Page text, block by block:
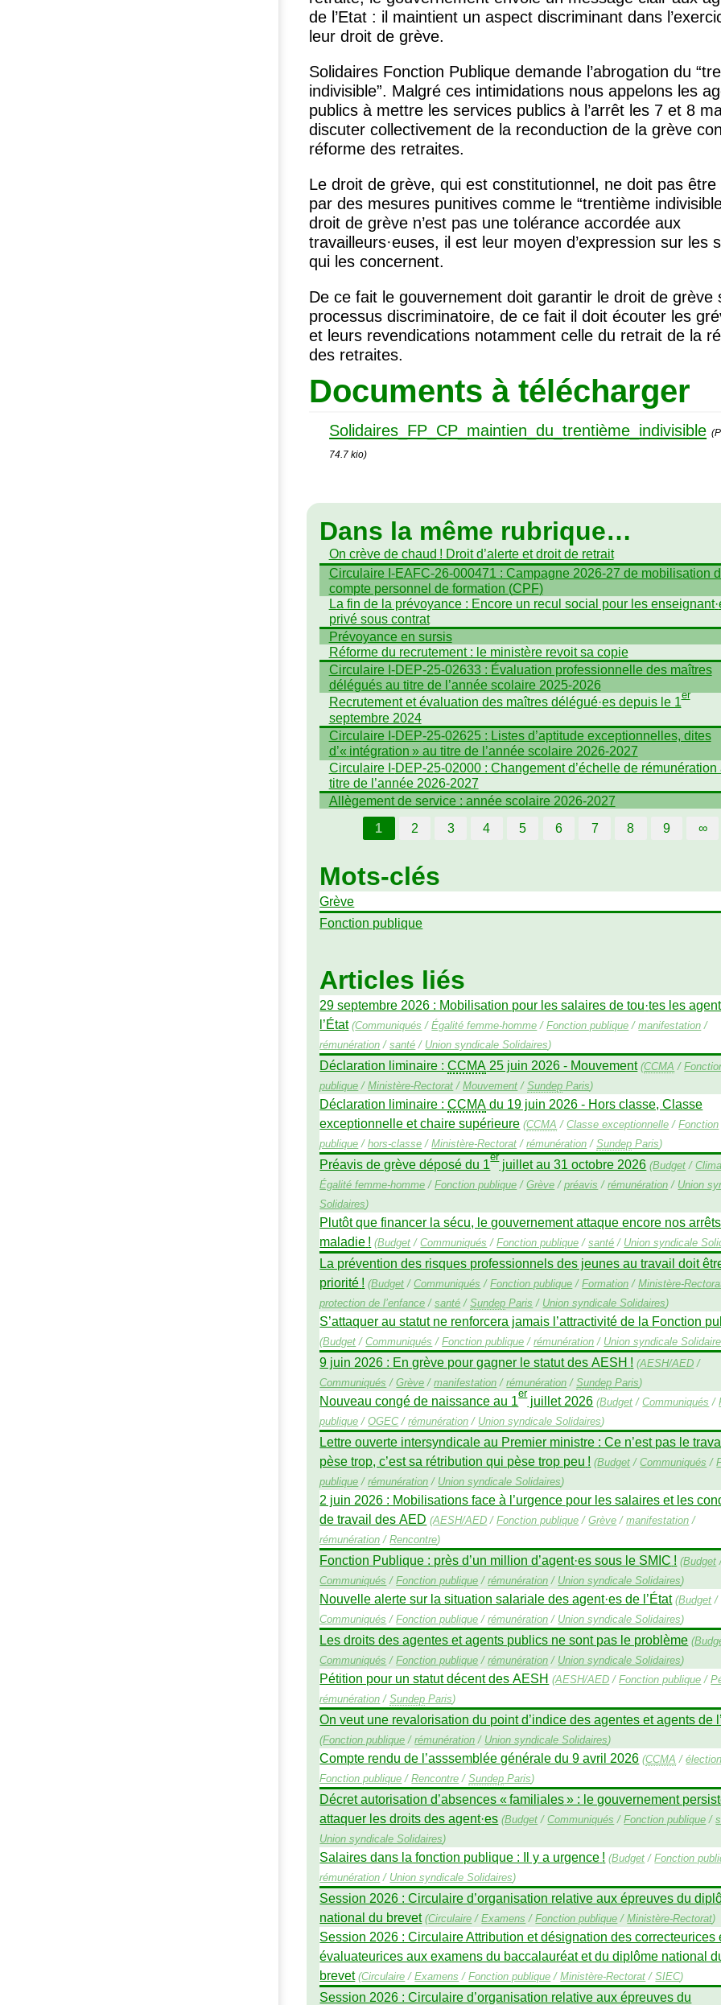
de l’Etat : il maintient un aspect discriminant dans
leur droit de grève.
Solidaires Fonction Publique demande l’abrogation du
indivisible”. Malgré ces intimidations nous appelons les
publics à mettre les services publics à l’arrêt les 7 et 8
discuter collectivement de la reconduction de la grève
réforme des retraites.
Le droit de grève, qui est constitutionnel, ne doit pas être
par des mesures punitives comme le “trentième
droit de grève n’est pas une tolérance accordée aux
travailleurs·euses, il est leur moyen d’expression sur les
qui les concernent.
De ce fait le gouvernement doit garantir le droit de grève
processus discriminatoire, de ce fait il doit écouter les
et leurs revendications notamment celle du retrait de la
des retraites.
Documents à télécharger
Solidaires_FP_CP_maintien_du_trentième_indivisible
74.7 kio)
Dans la même rubrique…
On crève de chaud ! Droit d’alerte et droit de retrait
Circulaire I-EAFC-26-000471 : Campagne 2026-27 de mobilisation
compte personnel de formation (CPF)
La fin de la prévoyance : Encore un recul social pour les enseignant·
privé sous contrat
Prévoyance en sursis
Réforme du recrutement : le ministère revoit sa copie
Circulaire I-DEP-25-02633 : Évaluation professionnelle des maîtres
délégués au titre de l’année scolaire 2025-2026
Recrutement et évaluation des maîtres délégué·es depuis le 1er
septembre 2024
Circulaire I-DEP-25-02625 : Listes d’aptitude exceptionnelles, dites
d’« intégration » au titre de l’année scolaire 2026-2027
Circulaire I-DEP-25-02000 : Changement d’échelle de rémunération
titre de l’année 2026-2027
Allègement de service : année scolaire 2026-2027
1
2 3 4 5 6 7 8 9 ∞
Mots-clés
Grève
Fonction publique
Articles liés
29 septembre 2026 : Mobilisation pour les salaires de tou·tes les agent
l’État (Communiqués /Égalité femme-homme /Fonction publique /manifestation /
rémunération /santé / Union syndicale Solidaires)
Déclaration liminaire :CCMA 25 juin 2026 - Mouvement (CCMA /
publique /Ministère-Rectorat /Mouvement /Sundep Paris)
Déclaration liminaire :CCMA du 19 juin 2026 - Hors classe, Classe
exceptionnelle et chaire supérieure (CCMA /Classe exceptionnelle /Fonction
publique /hors-classe /Ministère-Rectorat /rémunération /Sundep Paris)
Préavis de grève déposé du 1erjuillet au 31 octobre 2026 (Budget /
Égalité femme-homme /Fonction publique /Grève /préavis /rémunération / Union
Solidaires)
Plutôt que financer la sécu, le gouvernement attaque encore nos arrêts
maladie ! (Budget /Communiqués /Fonction publique /santé / Union syndicale
La prévention des risques professionnels des jeunes au travail doit
priorité ! (Budget /Communiqués /Fonction publique /Formation /Ministère-
protection de l’enfance /santé /Sundep Paris / Union syndicale Solidaires)
S’attaquer au statut ne renforcera jamais l’attractivité de la Fonction
(Budget /Communiqués /Fonction publique /rémunération / Union syndicale
9 juin 2026 : En grève pour gagner le statut desAESH ! (AESH/AED /
Communiqués /Grève /manifestation /rémunération /Sundep Paris)
Nouveau congé de naissance au 1erjuillet 2026 (Budget /Communiqués /
publique /OGEC /rémunération / Union syndicale Solidaires)
Lettre ouverte intersyndicale au Premier ministre : Ce n’est pas le
pèse trop, c’est sa rétribution qui pèse trop peu ! (Budget /Communiqués /
publique /rémunération / Union syndicale Solidaires)
2 juin 2026 : Mobilisations face à l’urgence pour les salaires et les
de travail desAED (AESH/AED /Fonction publique /Grève /manifestation /
rémunération /Rencontre)
Fonction Publique : près d’un million d’agent·es sous le SMIC ! (Budget
Communiqués /Fonction publique /rémunération / Union syndicale Solidaires)
Nouvelle alerte sur la situation salariale des agent·es de l’État (Budget /
Communiqués /Fonction publique /rémunération / Union syndicale Solidaires)
Les droits des agentes et agents publics ne sont pas le problème (
Communiqués /Fonction publique /rémunération / Union syndicale Solidaires)
Pétition pour un statut décent desAESH (AESH/AED /Fonction publique /
rémunération /Sundep Paris)
On veut une revalorisation du point d’indice des agentes et agents de
(Fonction publique /rémunération / Union syndicale Solidaires)
Compte rendu de l’asssemblée générale du 9 avril 2026 (CCMA /
Fonction publique /Rencontre /Sundep Paris)
Décret autorisation d’absences « familiales» : le gouvernement
attaquer les droits des agent·es (Budget /Communiqués /Fonction publique /
Union syndicale Solidaires)
Salaires dans la fonction publique : Il y a urgence ! (Budget /Fonction
rémunération / Union syndicale Solidaires)
Session 2026 : Circulaire d’organisation relative aux épreuves du
national du brevet (Circulaire /Examens /Fonction publique /Ministère-Rectorat)
Session 2026 : Circulaire Attribution et désignation des correcteurices
évaluateurices aux examens du baccalauréat et du diplôme national
brevet (Circulaire /Examens /Fonction publique /Ministère-Rectorat /SIEC)
Session 2026 : Circulaire d’organisation relative aux épreuves du